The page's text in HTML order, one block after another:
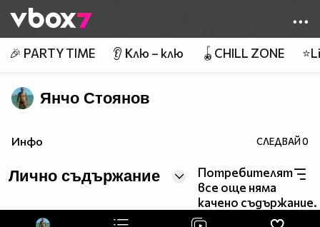
👾
🎉 PARTY TIME 👂 Клю – клю 🪀CHILL ZONE
Янчо Стоянов
Инфо СЛЕДВАЙ0
Лично съдържание
Потребителят
все още няма
качено съдържание.